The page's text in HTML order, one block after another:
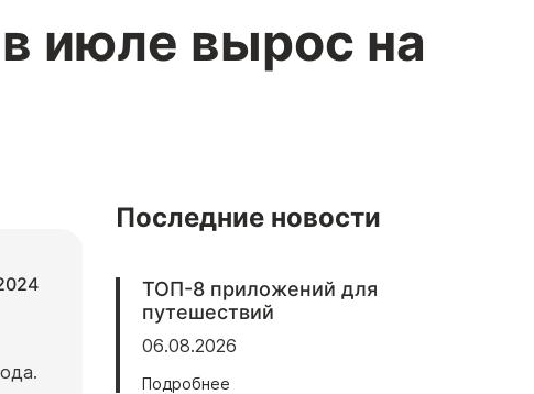
июле вырос на
Последние новости
ТОП-8 приложений для
путешествий
06.08.2026
Подробнее